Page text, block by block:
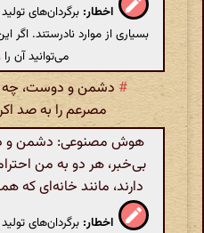
اخطار: برگردان‌های
بسیاری از موارد نادرستند.
می‌توانید آن را
# دشمن و دوست، چه
مصرعم را به صد
هوش مصنوعی: دشمن و
بی‌خبر، هر دو به من
دارند، مانند خانه‌ای که
اخطار: برگردان‌های